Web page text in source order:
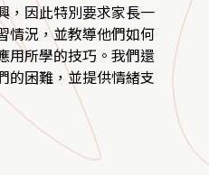
，因此特別要求家長一
情況，並教導他們如何
用所學的技巧。我們還
的困難，並提供情緒支